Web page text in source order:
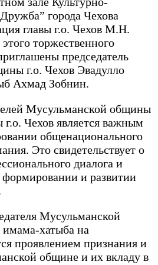
города Чехова
главы г.о. Чехов М.Н.
торжественного
председатель
г.о. Чехов Эвадулло
Ахмад Зобнин.
Мусульманской общины
г.о. Чехов является важным
общенационального
Это свидетельствует о
диалога и
формировании и развитии
Мусульманской
хатыба на
проявлением признания и
общине и их вкладу в